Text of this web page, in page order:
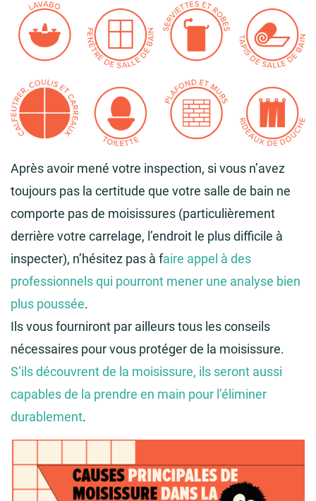
Après avoir mené votre inspection, si vous n’avez
toujours pas la certitude que votre salle de bain ne
comporte pas de moisissures (particulièrement
derrière votre carrelage, l’endroit le plus difficile à
inspecter), n’hésitez pas à faire appel à des
professionnels qui pourront mener une analyse bien
plus poussée.
Ils vous fourniront par ailleurs tous les conseils
nécessaires pour vous protéger de la moisissure.
S’ils découvrent de la moisissure, ils seront aussi
capables de la prendre en main pour l’éliminer
durablement.